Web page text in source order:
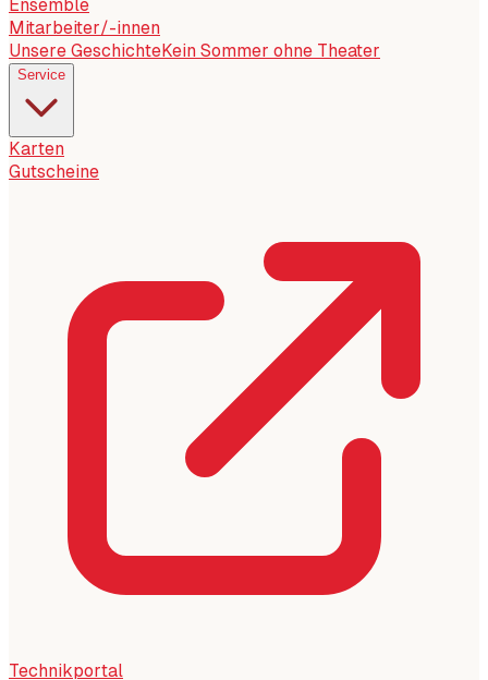
Ensemble
Mitarbeiter/-innen
Unsere GeschichteKein Sommer ohne Theater
Service
Karten
Gutscheine
Technikportal